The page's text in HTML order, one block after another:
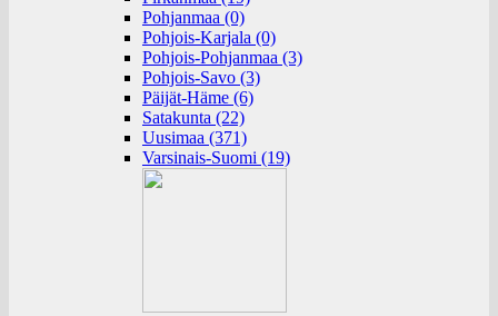
Pohjanmaa (0)
Pohjois-Karjala (0)
Pohjois-Pohjanmaa (3)
Pohjois-Savo (3)
Päijät-Häme (6)
Satakunta (22)
Uusimaa (371)
Varsinais-Suomi (19)